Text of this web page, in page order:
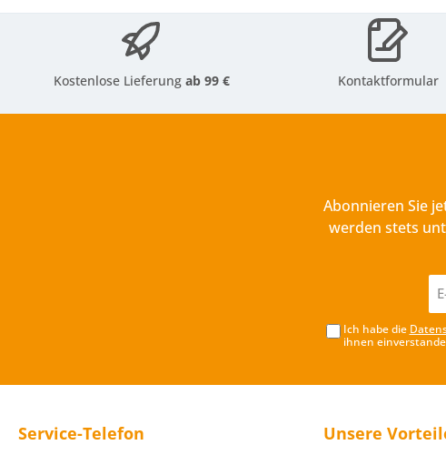
Kostenlose Lieferungab 99 € Kontaktformular
Abonnieren Sie
werden stets
Ich habe die
ihnen
Service-Telefon Unsere